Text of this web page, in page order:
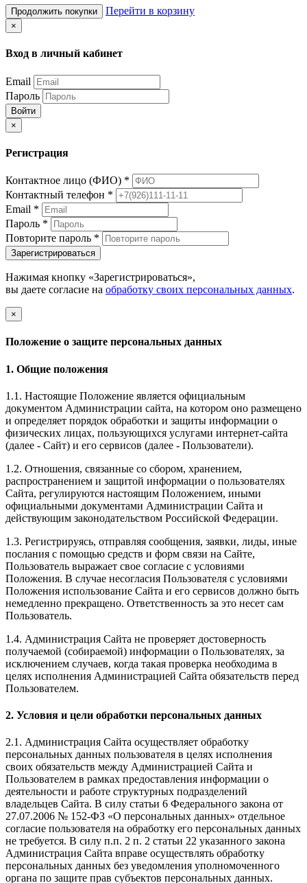
Продолжить покупки Перейти в корзину
×
Вход в личный кабинет
Email
Пароль
Войти
×
Регистрация
Контактное лицо (ФИО) *
Контактный телефон *
Email *
Пароль *
Повторите пароль *
Зарегистрироваться
Нажимая кнопку «Зарегистрироваться»,
вы даете согласие на обработку своих персональных данных.
×
Положение о защите персональных данных
1. Общие положения
1.1. Настоящие Положение является официальным
документом Администрации сайта, на котором оно размещено
и определяет порядок обработки и защиты информации о
физических лицах, пользующихся услугами интернет-сайта
(далее - Сайт) и его сервисов (далее - Пользователи).
1.2. Отношения, связанные со сбором, хранением,
распространением и защитой информации о пользователях
Сайта, регулируются настоящим Положением, иными
официальными документами Администрации Сайта и
действующим законодательством Российской Федерации.
1.3. Регистрируясь, отправляя сообщения, заявки, лиды, иные
послания с помощью средств и форм связи на Сайте,
Пользователь выражает свое согласие с условиями
Положения. В случае несогласия Пользователя с условиями
Положения использование Сайта и его сервисов должно быть
немедленно прекращено. Ответственность за это несет сам
Пользователь.
1.4. Администрация Сайта не проверяет достоверность
получаемой (собираемой) информации о Пользователях, за
исключением случаев, когда такая проверка необходима в
целях исполнения Администрацией Сайта обязательств перед
Пользователем.
2. Условия и цели обработки персональных данных
2.1. Администрация Сайта осуществляет обработку
персональных данных пользователя в целях исполнения
своих обязательств между Администрацией Сайта и
Пользователем в рамках предоставления информации о
деятельности и работе структурных подразделений
владельцев Сайта. В силу статьи 6 Федерального закона от
27.07.2006 № 152-ФЗ «О персональных данных» отдельное
согласие пользователя на обработку его персональных данных
не требуется. В силу п.п. 2 п. 2 статьи 22 указанного закона
Администрация Сайта вправе осуществлять обработку
персональных данных без уведомления уполномоченного
органа по защите прав субъектов персональных данных.